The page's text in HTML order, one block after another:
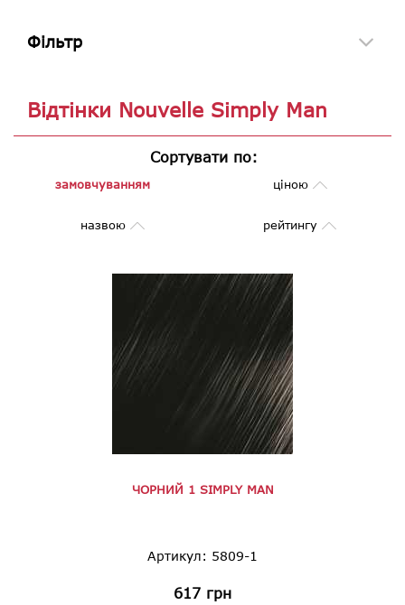
Фільтр
Відтінки Nouvelle Simply Man
Сортувати по:
замовчуванням ціною
назвою рейтингу
ЧОРНИЙ 1 SIMPLY MAN
Артикул: 5809-1
617 грн